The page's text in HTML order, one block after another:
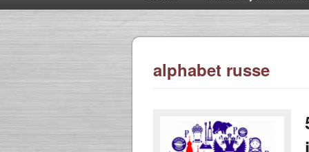
alphabet russe